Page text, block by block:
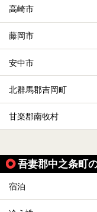
高崎市
藤岡市
安中市
北群馬郡吉岡町
甘楽郡南牧村
吾妻郡中之条町
宿泊